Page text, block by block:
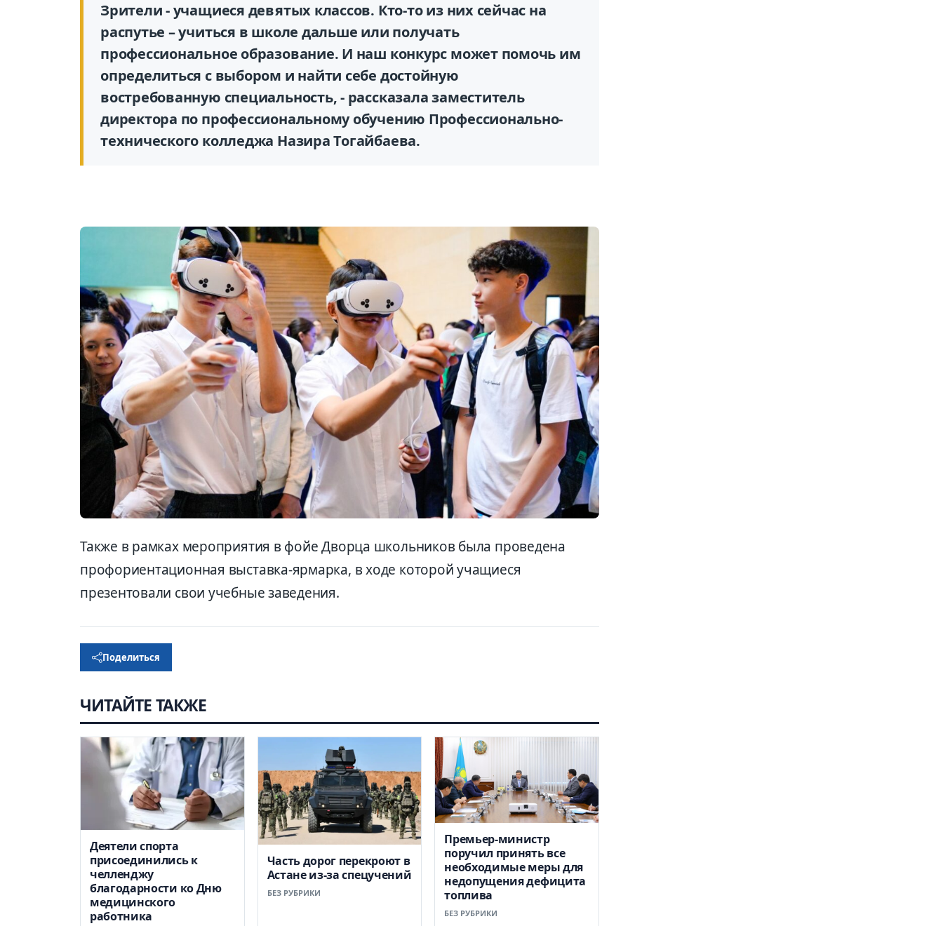
Зрители - учащиеся девятых классов. Кто-то из них сейчас на
распутье – учиться в школе дальше или получать
профессиональное образование. И наш конкурс может помочь им
определиться с выбором и найти себе достойную
востребованную специальность, - рассказала заместитель
директора по профессиональному обучению Профессионально-
технического колледжа Назира Тогайбаева.
Также в рамках мероприятия в фойе Дворца школьников была проведена
профориентационная выставка-ярмарка, в ходе которой учащиеся
презентовали свои учебные заведения.
Поделиться
ЧИТАЙТЕ ТАКЖЕ
Деятели спорта
присоединились к
челленджу
благодарности ко Дню
медицинского
работника
Часть дорог перекроют в
Астане из-за спецучений
БЕЗ РУБРИКИ
Премьер-министр
поручил принять все
необходимые меры для
недопущения дефицита
топлива
БЕЗ РУБРИКИ